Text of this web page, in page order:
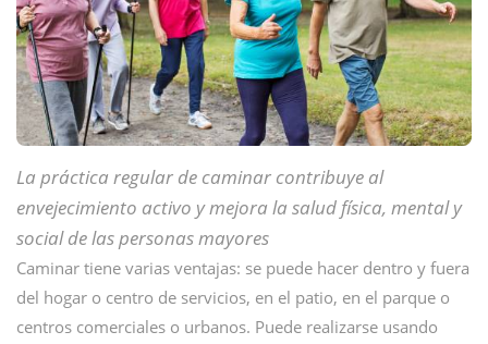
La práctica regular de caminar contribuye al
envejecimiento activo y mejora la salud física, mental y
social de las personas mayores
Caminar tiene varias ventajas: se puede hacer dentro y fuera
del hogar o centro de servicios, en el patio, en el parque o
centros comerciales o urbanos. Puede realizarse usando